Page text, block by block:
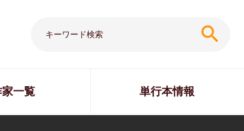
search
家一覧 単行本情報